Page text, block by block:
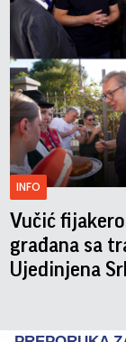
INFO
Vučić
građana sa
Ujedinjena